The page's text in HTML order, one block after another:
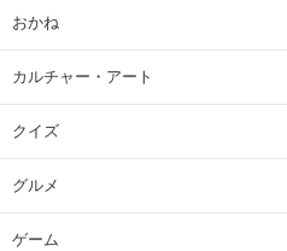
おかね
カルチャー・アート
クイズ
グルメ
ゲーム